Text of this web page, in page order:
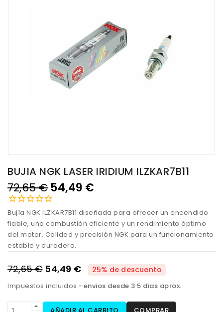
BUJIA NGK LASER IRIDIUM ILZKAR7B11
72,65 €54,49 €
Bujía NGK ILZKAR7B11 diseñada para ofrecer un encendido
fiable, una combustión eficiente y un rendimiento óptimo
del motor. Calidad y precisión NGK para un funcionamiento
estable y duradero.
72,65 € 54,49 € 25% de descuento
Impuestos incluidos envios desde 3 5 dias aprox.